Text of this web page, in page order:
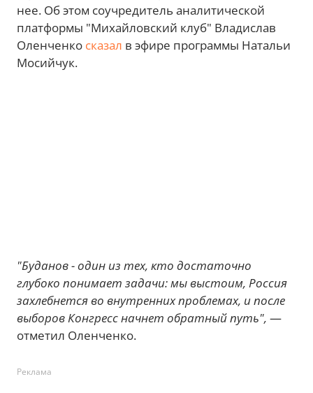
нее. Об этом соучредитель аналитической
платформы "Михайловский клуб" Владислав
Оленченко сказал в эфире программы Натальи
Мосийчук.
"Буданов - один из тех, кто достаточно
глубоко понимает задачи: мы выстоим, Россия
захлебнется во внутренних проблемах, и после
выборов Конгресс начнет обратный путь", —
отметил Оленченко.
Реклама